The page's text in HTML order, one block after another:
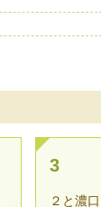
3
２と濃